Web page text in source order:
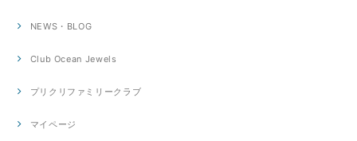
NEWS・BLOG
Club Ocean Jewels
プリクリファミリークラブ
マイページ